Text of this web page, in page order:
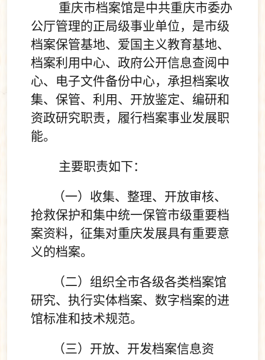
重庆市档案馆是中共重庆市委办
公厅管理的正局级事业单位，是市级
档案保管基地、爱国主义教育基地、
档案利用中心、政府公开信息查阅中
心、电子文件备份中心，承担档案收
集、保管、利用、开放鉴定、编研和
资政研究职责，履行档案事业发展职
能。
主要职责如下：
（一）收集、整理、开放审核、
抢救保护和集中统一保管市级重要档
案资料，征集对重庆发展具有重要意
义的档案。
（二）组织全市各级各类档案馆
研究、执行实体档案、数字档案的进
馆标准和技术规范。
（三）开放、开发档案信息资